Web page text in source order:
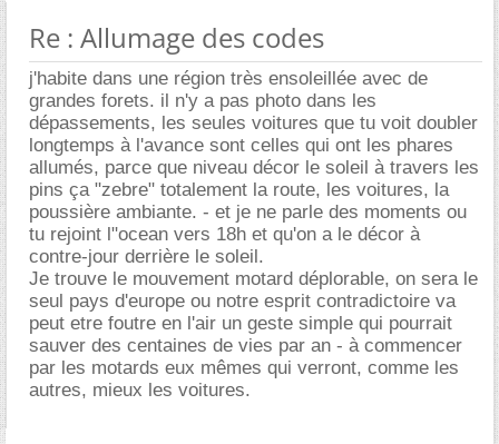
Re : Allumage des codes
j'habite dans une région très ensoleillée avec de
grandes forets. il n'y a pas photo dans les
dépassements, les seules voitures que tu voit doubler
longtemps à l'avance sont celles qui ont les phares
allumés, parce que niveau décor le soleil à travers les
pins ça "zebre" totalement la route, les voitures, la
poussière ambiante. - et je ne parle des moments ou
tu rejoint l"ocean vers 18h et qu'on a le décor à
contre-jour derrière le soleil.
Je trouve le mouvement motard déplorable, on sera le
seul pays d'europe ou notre esprit contradictoire va
peut etre foutre en l'air un geste simple qui pourrait
sauver des centaines de vies par an - à commencer
par les motards eux mêmes qui verront, comme les
autres, mieux les voitures.